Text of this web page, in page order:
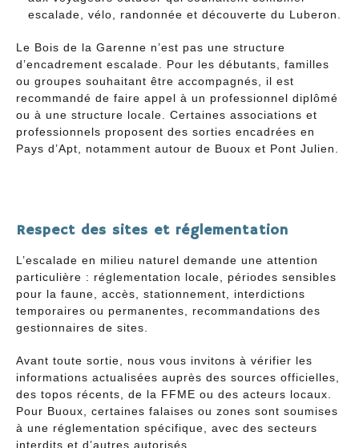
escalade, vélo, randonnée et découverte du Luberon.
Le Bois de la Garenne n’est pas une structure
d’encadrement escalade. Pour les débutants, familles
ou groupes souhaitant être accompagnés, il est
recommandé de faire appel à un professionnel diplômé
ou à une structure locale. Certaines associations et
professionnels proposent des sorties encadrées en
Pays d’Apt, notamment autour de Buoux et Pont Julien.
Respect des sites et réglementation
L’escalade en milieu naturel demande une attention
particulière : réglementation locale, périodes sensibles
pour la faune, accès, stationnement, interdictions
temporaires ou permanentes, recommandations des
gestionnaires de sites.
Avant toute sortie, nous vous invitons à vérifier les
informations actualisées auprès des sources officielles,
des topos récents, de la FFME ou des acteurs locaux.
Pour Buoux, certaines falaises ou zones sont soumises
à une réglementation spécifique, avec des secteurs
interdits et d’autres autorisés.